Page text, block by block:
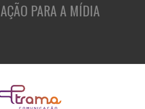
PARA A MÍDIA